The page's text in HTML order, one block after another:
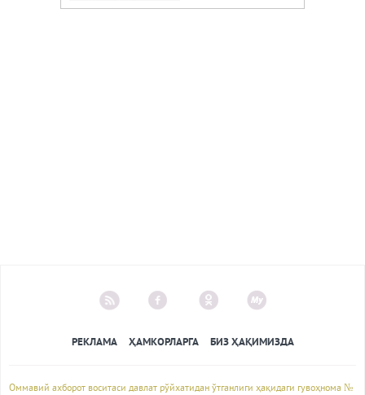
РЕКЛАМА ҲАМКОРЛАРГА БИЗ ҲАҚИМИЗДА
Оммавий ахборот воситаси давлат рўйхатидан ўтганлиги ҳақидаги гувоҳнома №